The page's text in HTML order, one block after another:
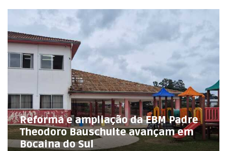
Reforma e ampliação da EBM Padre
Theodoro Bauschulte avançam em
Bocaina do Sul